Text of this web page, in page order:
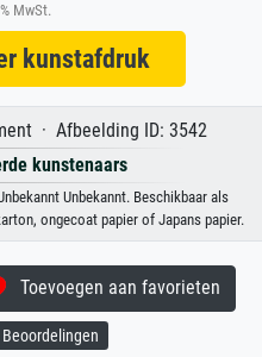
MwSt.
kunstafdruk
· Afbeelding ID: 3542
kunstenaars
Unbekannt. Beschikbaar als
ongecoat papier of Japans papier.
Toevoegen aan favorieten